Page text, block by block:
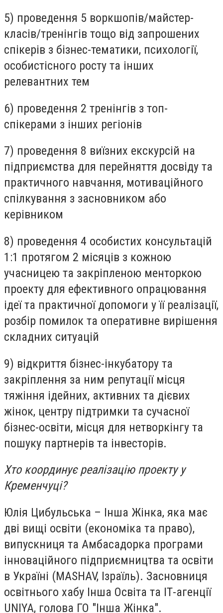
5) проведення 5 воркшопів/майстер-
класів/тренінгів тощо від запрошених
спікерів з бізнес-тематики, психології,
особистісного росту та інших
релевантних тем
6) проведення 2 тренінгів з топ-
спікерами з інших регіонів
7) проведення 8 виїзних екскурсій на
підприємства для перейняття досвіду та
практичного навчання, мотиваційного
спілкування з засновником або
керівником
8) проведення 4 особистих консультацій
1:1 протягом 2 місяців з кожною
учасницею та закріпленою менторкою
проекту для ефективного опрацювання
ідеї та практичної допомоги у її реалізації,
розбір помилок та оперативне вирішення
складних ситуацій
9) відкриття бізнес-інкубатору та
закріплення за ним репутації місця
тяжіння ідейних, активних та дієвих
жінок, центру підтримки та сучасної
бізнес-освіти, місця для нетворкінгу та
пошуку партнерів та інвесторів.
Хто координує реалізацію проекту у
Кременчуці?
Юлія Цибульська – Інша Жінка, яка має
дві вищі освіти (економіка та право),
випускниця та Амбасадорка програми
інноваційного підприємництва та освіти
в Україні (MASHAV, Ізраїль). Засновниця
освітнього хабу Інша Освіта та ІТ-агенції
UNIYA, голова ГО "Інша Жінка".